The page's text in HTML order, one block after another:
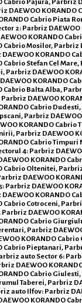
DAEWOO KORANDO
Cabrio Piata
2: Parbriz
KORANDO
Cabrio Mosilor, Parbriz
KORANDO
Cabrio Stefan Cel
Parbriz DAEWOO
KORANDO
Cabrio Balta Alba,
DAEWOO
Cabrio
Parbriz
KORANDO Cabrio
Parbriz DAEWOO
Cabrio Timpuri
4: Parbriz
KORANDO
Cabrio Oltenitei,
DAEWOO
Parbriz DAEWOO
KORANDO
Cabrio Cotroceni,
DAEWOO
Cabrio
Parbriz
KORANDO
Cabrio Pieptanari,
auto Sector 6:
DAEWOO
Cabrio
Taberei, Parbriz
auto Ilfov: Parbriz
KORANDO